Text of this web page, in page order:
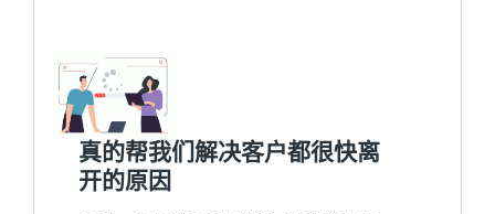
真的帮我们解决客户都很快离
开的原因